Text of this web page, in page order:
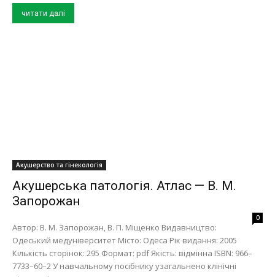
читати далі
Акушерство та гінекологія
Акушерська патологія. Атлас — В. М.
Запорожан
0
Автор: В. М. Запорожан, В. П. Міщенко Видавництво:
Одеський медуніверситет Місто: Одеса Рік видання: 2005
Кількість сторінок: 295 Формат: pdf Якість: відмінна ISBN: 966–
7733–60–2 У навчальному посiбнику узагальнено клiнiчнi